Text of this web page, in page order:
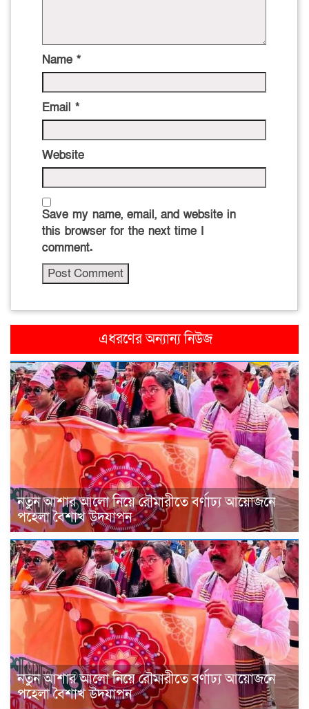
Name *
Email *
Website
Save my name, email, and website in
this browser for the next time I
comment.
এধরণের অন্যান্য নিউজ
নতুন আশার আলো নিয়ে রৌমারীতে বর্ণাঢ্য আয়োজনে
পহেলা বৈশাখ উদযাপন
নতুন আশার আলো নিয়ে রৌমারীতে বর্ণাঢ্য আয়োজনে
পহেলা বৈশাখ উদযাপন